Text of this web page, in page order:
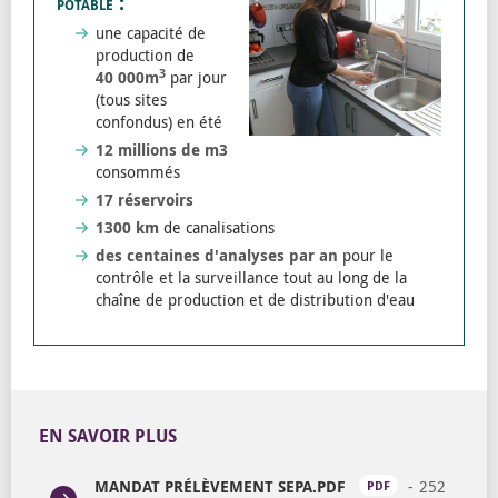
une capacité de
production de
40 000m3 par jour
(tous sites
confondus) en été
12 millions de m3
consommés
17 réservoirs
1300 km de canalisations
des centaines d'analyses par an pour le
contrôle et la surveillance tout au long de la
chaîne de production et de distribution d'eau
EN SAVOIR PLUS
MANDAT PRÉLÈVEMENT SEPA.PDF PDF 252